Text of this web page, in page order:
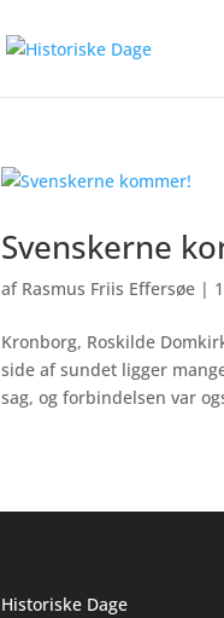
Svenskerne
af Rasmus Friis Effersøe |
Kronborg, Roskilde
side af sundet ligger
sag, og forbindelsen var
Historiske Dage